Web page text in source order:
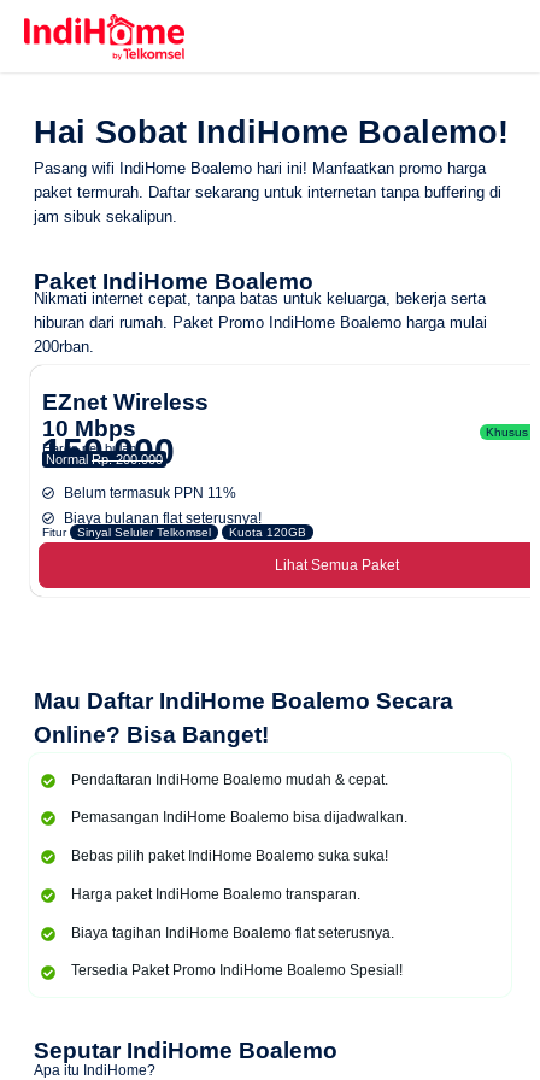
Hai Sobat IndiHome Boalemo!
Pasang wifi IndiHome Boalemo hari ini! Manfaatkan promo harga
paket termurah. Daftar sekarang untuk internetan tanpa buffering di
jam sibuk sekalipun.
Paket IndiHome Boalemo
Nikmati internet cepat, tanpa batas untuk keluarga, bekerja serta
hiburan dari rumah. Paket Promo IndiHome Boalemo harga mulai
200rban.
EZnet Wireless
10 Mbps
Harga per bulan
150.000
Normal Rp. 200.000
Khusus
Belum termasuk PPN 11%
Biaya bulanan flat seterusnya!
Fitur Sinyal Seluler Telkomsel Kuota 120GB
Lihat Semua Paket
Mau Daftar IndiHome Boalemo Secara
Online? Bisa Banget!
Pendaftaran IndiHome Boalemo mudah & cepat.
Pemasangan IndiHome Boalemo bisa dijadwalkan.
Bebas pilih paket IndiHome Boalemo suka suka!
Harga paket IndiHome Boalemo transparan.
Biaya tagihan IndiHome Boalemo flat seterusnya.
Tersedia Paket Promo IndiHome Boalemo Spesial!
Seputar IndiHome Boalemo
Apa itu IndiHome?